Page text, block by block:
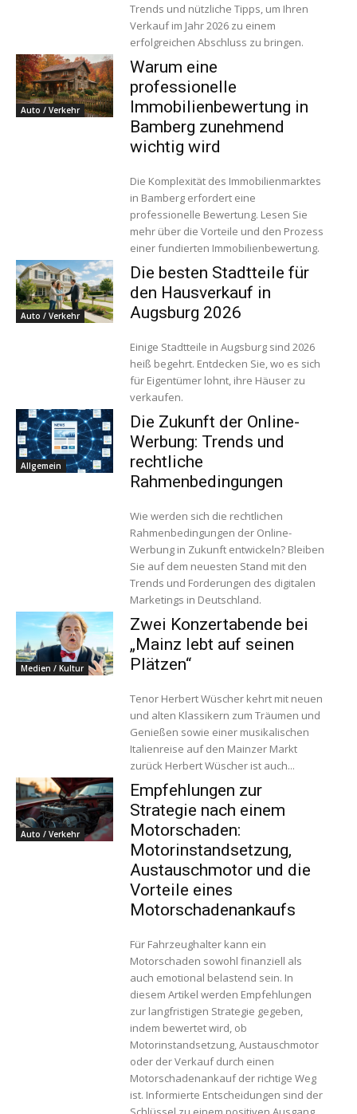
Trends und nützliche Tipps, um Ihren
Verkauf im Jahr 2026 zu einem
erfolgreichen Abschluss zu bringen.
Auto / Verkehr
Warum eine
professionelle
Immobilienbewertung in
Bamberg zunehmend
wichtig wird
Die Komplexität des Immobilienmarktes
in Bamberg erfordert eine
professionelle Bewertung. Lesen Sie
mehr über die Vorteile und den Prozess
einer fundierten Immobilienbewertung.
Auto / Verkehr
Die besten Stadtteile für
den Hausverkauf in
Augsburg 2026
Einige Stadtteile in Augsburg sind 2026
heiß begehrt. Entdecken Sie, wo es sich
für Eigentümer lohnt, ihre Häuser zu
verkaufen.
Allgemein
Die Zukunft der Online-
Werbung: Trends und
rechtliche
Rahmenbedingungen
Wie werden sich die rechtlichen
Rahmenbedingungen der Online-
Werbung in Zukunft entwickeln? Bleiben
Sie auf dem neuesten Stand mit den
Trends und Forderungen des digitalen
Marketings in Deutschland.
Medien / Kultur
Zwei Konzertabende bei
„Mainz lebt auf seinen
Plätzen“
Tenor Herbert Wüscher kehrt mit neuen
und alten Klassikern zum Träumen und
Genießen sowie einer musikalischen
Italienreise auf den Mainzer Markt
zurück Herbert Wüscher ist auch...
Auto / Verkehr
Empfehlungen zur
Strategie nach einem
Motorschaden:
Motorinstandsetzung,
Austauschmotor und die
Vorteile eines
Motorschadenankaufs
Für Fahrzeughalter kann ein
Motorschaden sowohl finanziell als
auch emotional belastend sein. In
diesem Artikel werden Empfehlungen
zur langfristigen Strategie gegeben,
indem bewertet wird, ob
Motorinstandsetzung, Austauschmotor
oder der Verkauf durch einen
Motorschadenankauf der richtige Weg
ist. Informierte Entscheidungen sind der